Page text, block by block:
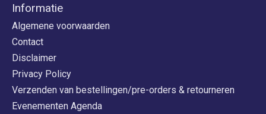
Informatie
Algemene voorwaarden
Contact
Disclaimer
Privacy Policy
Verzenden van bestellingen/pre-orders & retourneren
Evenementen Agenda